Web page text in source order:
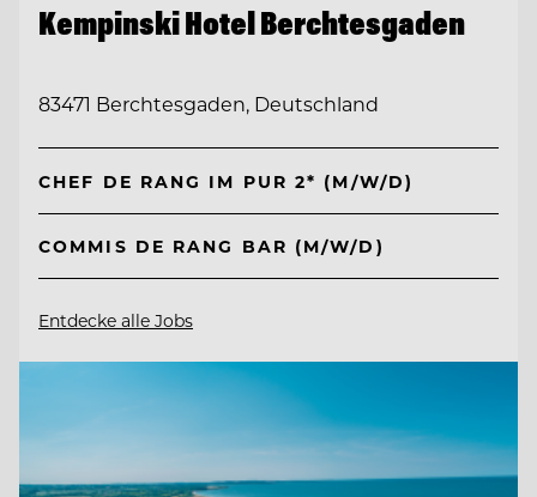
Kempinski Hotel Berchtesgaden
83471 Berchtesgaden, Deutschland
CHEF DE RANG IM PUR 2* (M/W/D)
COMMIS DE RANG BAR (M/W/D)
Entdecke alle Jobs